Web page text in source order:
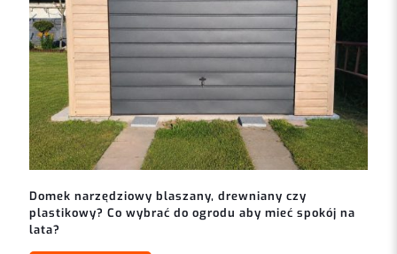
Domek narzędziowy blaszany, drewniany czy
plastikowy? Co wybrać do ogrodu aby mieć spokój na
lata?